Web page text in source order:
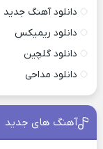
دانلود آهنگ جدید
دانلود ریمیکس
دانلود گلچین
دانلود مداحی
آهنگ های جدید